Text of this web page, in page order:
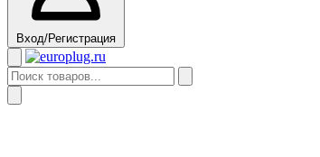
Вход/Регистрация